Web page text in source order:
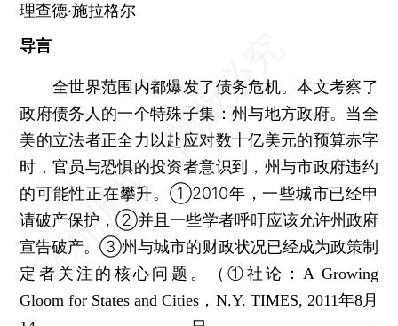
理查德·施拉格尔
导言
全世界范围内都爆发了债务危机。本文考察了
政府债务人的一个特殊子集：州与地方政府。当全
美的立法者正全力以赴应对数十亿美元的预算赤字
时，官员与恐惧的投资者意识到，州与市政府违约
的可能性正在攀升。①2010年，一些城市已经申
请破产保护，②并且一些学者呼吁应该允许州政府
宣告破产。③州与城市的财政状况已经成为政策制
定者关注的核心问题。
（①社论：A Growing
Gloom for States and Cities，N.Y. TIMES, 2011年8月